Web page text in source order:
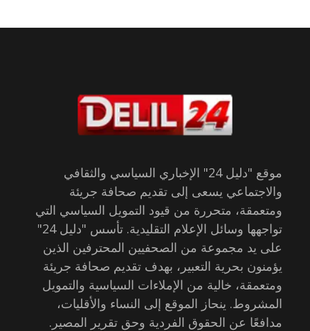
موقع "دليل 24" الإخباري السياسي والثقافي
والاجتماعي يسعى إلى تقديم صحافة جريئة
ومتعمقة، متحررة من قيود التمويل السياسي التي
تواجهها وسائل الإعلام التقليدية. تأسس "دليل 24"
على يد مجموعة من الصحفيين المحترفين الذين
يؤمنون بحرية التعبير، بهدف تقديم صحافة جريئة
ومتعمقة، خالية من الإملاءات السياسية والتمويل
المشروط. ينحاز الموقع إلى النساء والأقليات،
مدافعًا عن الحقوق الفردية وحق تقرير المصير.